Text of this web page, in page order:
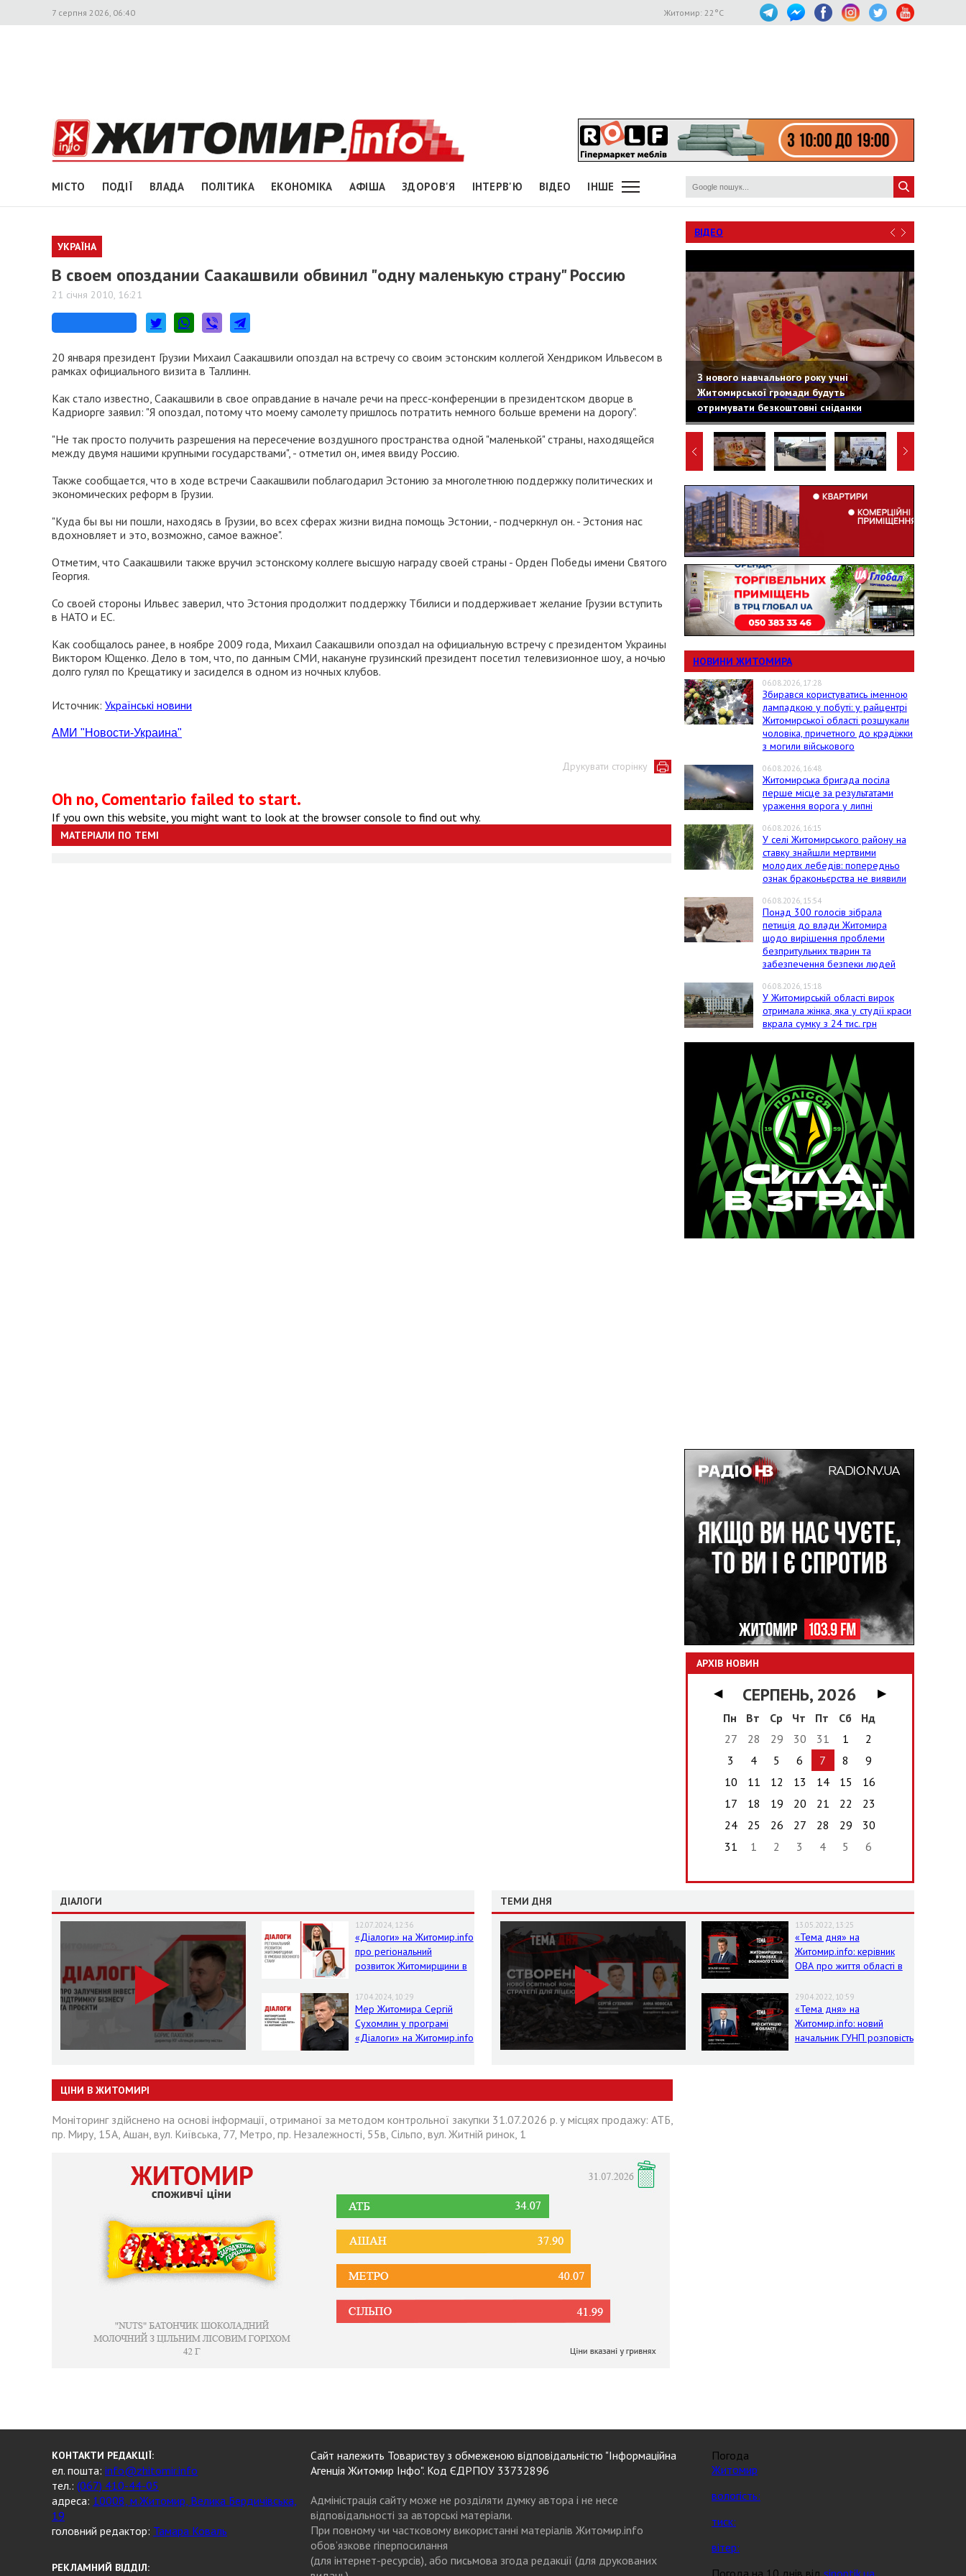
7 серпня 2026, 06:40 Житомир: 22 °C
МІСТО ПОДІЇ ВЛАДА ПОЛІТИКА ЕКОНОМІКА АФІША ЗДОРОВ'Я ІНТЕРВ'Ю ВІДЕО ІНШЕ
УКРАЇНА
В своем опоздании Саакашвили обвинил "одну маленькую страну" Россию
21 січня 2010, 16:21
20 января президент Грузии Михаил Саакашвили опоздал на встречу со своим эстонским коллегой Хендриком Ильвесом в
рамках официального визита в Таллинн.
Как стало известно, Саакашвили в свое оправдание в начале речи на пресс-конференции в президентском дворце в
Кадриорге заявил: "Я опоздал, потому что моему самолету пришлось потратить немного больше времени на дорогу".
"Не так просто получить разрешения на пересечение воздушного пространства одной "маленькой" страны, находящейся
между двумя нашими крупными государствами", - отметил он, имея ввиду Россию.
Также сообщается, что в ходе встречи Саакашвили поблагодарил Эстонию за многолетнюю поддержку политических и
экономических реформ в Грузии.
"Куда бы вы ни пошли, находясь в Грузии, во всех сферах жизни видна помощь Эстонии, - подчеркнул он. - Эстония нас
вдохновляет и это, возможно, самое важное".
Отметим, что Саакашвили также вручил эстонскому коллеге высшую награду своей страны - Орден Победы имени Святого
Георгия.
Со своей стороны Ильвес заверил, что Эстония продолжит поддержку Тбилиси и поддерживает желание Грузии вступить
в НАТО и ЕС.
Как сообщалось ранее, в ноябре 2009 года, Михаил Саакашвили опоздал на официальную встречу с президентом Украины
Виктором Ющенко. Дело в том, что, по данным СМИ, накануне грузинский президент посетил телевизионное шоу, а ночью
долго гулял по Крещатику и засиделся в одном из ночных клубов.
Источник: Українські новини
АМИ "Новости-Украина"
Друкувати сторінку
Oh no, Comentario failed to start.
If you own this website, you might want to look at the browser console to find out why.
МАТЕРІАЛИ ПО ТЕМІ
ВІДЕО
З нового навчального року учні
Житомирської громади будуть
отримувати безкоштовні сніданки
НОВИНИ ЖИТОМИРА
06.08.2026, 17:28
Збирався користуватись іменною
лампадкою у побуті: у райцентрі
Житомирської області розшукали
чоловіка, причетного до крадіжки
з могили військового
06.08.2026, 16:48
Житомирська бригада посіла
перше місце за результатами
ураження ворога у липні
06.08.2026, 16:15
У селі Житомирського району на
ставку знайшли мертвими
молодих лебедів: попередньо
ознак браконьєрства не виявили
06.08.2026, 15:54
Понад 300 голосів зібрала
петиція до влади Житомира
щодо вирішення проблеми
безпритульних тварин та
забезпечення безпеки людей
06.08.2026, 15:18
У Житомирській області вирок
отримала жінка, яка у студії краси
вкрала сумку з 24 тис. грн
АРХІВ НОВИН
◀ СЕРПЕНЬ, 2026
▶
Пн
Вт Ср Чт Пт Сб
Нд
27
28 29 30 31 1
2
3
4 5 6 7 8
9
10
11 12 13 14 15
16
17
18 19 20 21 22
23
24
25 26 27 28 29
30
31
1 2 3 4 5 6
ДІАЛОГИ
12.07.2024, 12:36
«Діалоги» на Житомир.info
про регіональний
розвиток Житомирщини в
17.04.2024, 10:29
Мер Житомира Сергій
Сухомлин у програмі
«Діалоги» на Житомир.info
ТЕМИ ДНЯ
13.05.2022, 13:25
«Тема дня» на
Житомир.info: керівник
ОВА про життя області в
29.04.2022, 10:59
«Тема дня» на
Житомир.info: новий
начальник ГУНП розповість
ЦІНИ В ЖИТОМИРІ
Моніторинг здійснено на основі інформації, отриманої за методом контрольної закупки 31.07.2026 р. у місцях продажу: АТБ,
пр. Миру, 15А, Ашан, вул. Київська, 77, Метро, пр. Незалежності, 55в, Сільпо, вул. Житній ринок, 1
КОНТАКТИ РЕДАКЦІЇ:
ел. пошта: info@zhitomir.info
тел.: (067) 410-44-05
адреса: 10008, м.Житомир, Велика Бердичівська,
19
головний редактор: Тамара Коваль
РЕКЛАМНИЙ ВІДДІЛ:
Сайт належить Товариству з обмеженою відповідальністю "Інформаційна
Агенція Житомир Інфо". Код ЄДРПОУ 33732896
Адміністрація сайту може не розділяти думку автора і не несе
відповідальності за авторські матеріали.
При повному чи частковому використанні матеріалів Житомир.info
обов’язкове гіперпосилання
(для інтернет-ресурсів), або письмова згода редакції (для друкованих
Погода
Житомир
вологість:
тиск:
вітер:
Погода на 10 днів від sinoptik.ua